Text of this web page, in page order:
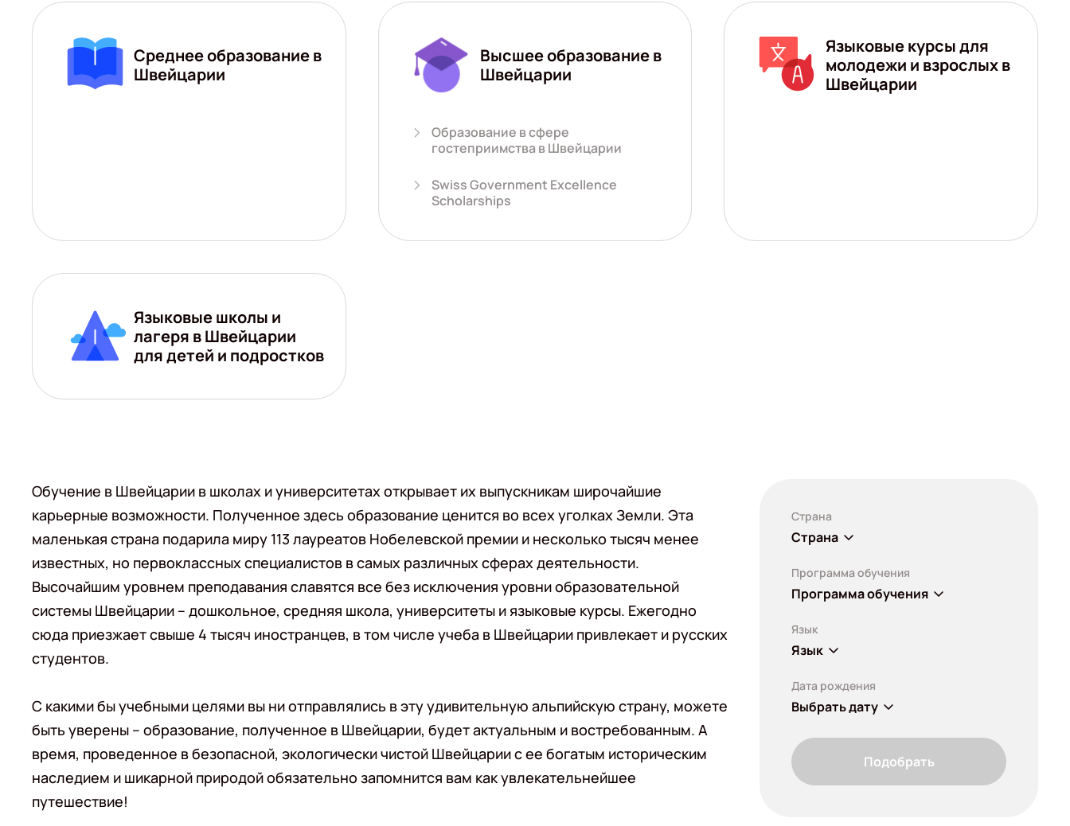
Среднее образование в
Швейцарии
Высшее образование в
Швейцарии
Образование в сфере
гостеприимства в Швейцарии
Swiss Government Excellence
Scholarships
Языковые курсы для
молодежи и взрослых в
Швейцарии
Языковые школы и
лагеря в Швейцарии
для детей и подростков
Обучение в Швейцарии в школах и университетах открывает их выпускникам широчайшие
карьерные возможности. Полученное здесь образование ценится во всех уголках Земли. Эта
маленькая страна подарила миру 113 лауреатов Нобелевской премии и несколько тысяч менее
известных, но первоклассных специалистов в самых различных сферах деятельности.
Высочайшим уровнем преподавания славятся все без исключения уровни образовательной
системы Швейцарии – дошкольное, средняя школа, университеты и языковые курсы. Ежегодно
сюда приезжает свыше 4 тысяч иностранцев, в том числе учеба в Швейцарии привлекает и русских
студентов.
С какими бы учебными целями вы ни отправлялись в эту удивительную альпийскую страну, можете
быть уверены – образование, полученное в Швейцарии, будет актуальным и востребованным. А
время, проведенное в безопасной, экологически чистой Швейцарии с ее богатым историческим
наследием и шикарной природой обязательно запомнится вам как увлекательнейшее
путешествие!
Страна
Страна
Программа обучения
Программа обучения
Язык
Язык
Дата рождения
Выбрать дату
Подобрать